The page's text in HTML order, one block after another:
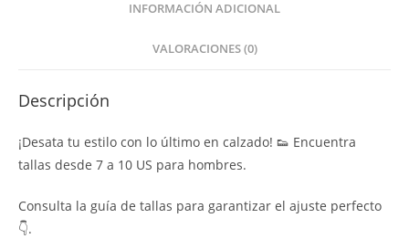
INFORMACIÓN ADICIONAL
VALORACIONES (0)
Descripción
¡Desata tu estilo con lo último en calzado! 👟 Encuentra
tallas desde 7 a 10 US para hombres.
Consulta la guía de tallas para garantizar el ajuste perfecto
👇.